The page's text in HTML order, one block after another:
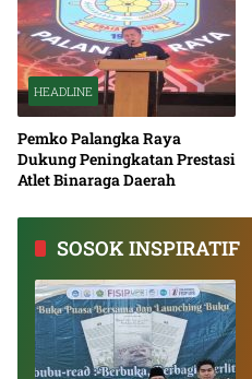
HEADLINE
Pemko Palangka Raya
Dukung Peningkatan Prestasi
Atlet Binaraga Daerah
SOSOK INSPIRATIF